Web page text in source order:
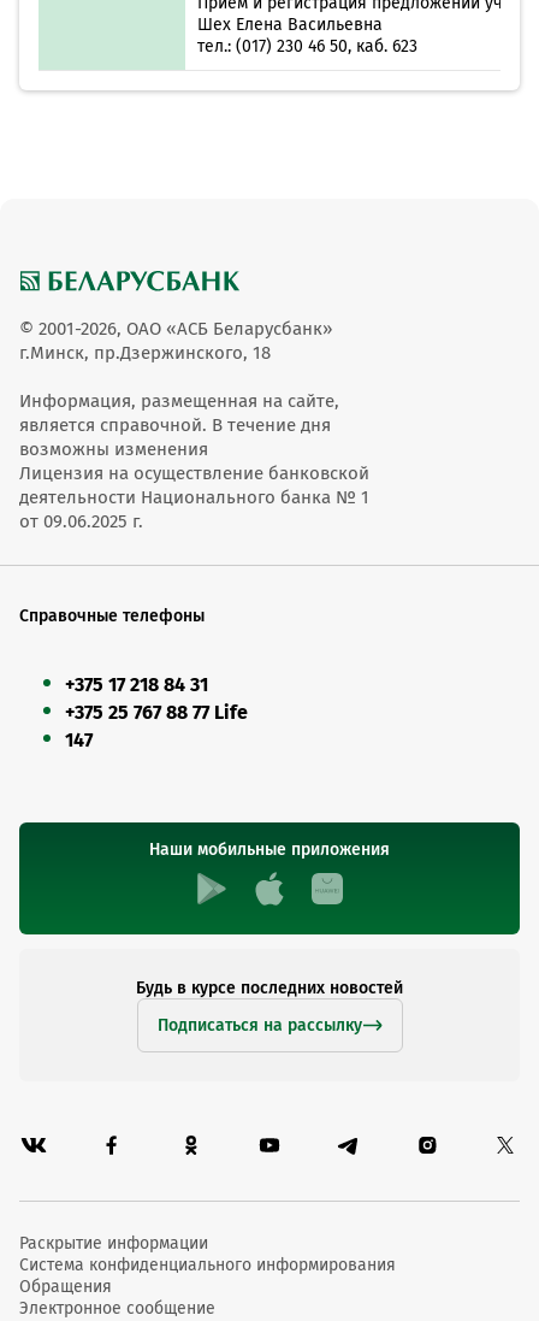
Шех Елена Васильевна
тел.: (017) 230 46 50, каб. 623
© 2001-2026, ОАО «АСБ Беларусбанк»
г.Минск, пр.Дзержинского, 18
Информация, размещенная на сайте,
является справочной. В течение дня
возможны изменения
Лицензия на осуществление банковской
деятельности Национального банка № 1
от 09.06.2025 г.
Справочные телефоны
+375 17 218 84 31
+375 25 767 88 77 Life
147
Наши мобильные приложения
Будь в курсе последних новостей
Подписаться на рассылку
Раскрытие информации
Система конфиденциального информирования
Обращения
Электронное сообщение